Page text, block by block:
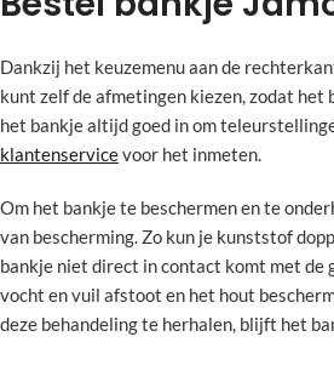
Dankzij het keuzemenu aan de
kunt zelf de afmetingen kiezen, zodat
het bankje altijd goed in om
klantenservicevoor het inmeten.
Om het bankje te beschermen en te
van bescherming. Zo kun je kunststof
bankje niet direct in contact komt met de
vocht en vuil afstoot en het hout
deze behandeling te herhalen, blijft het